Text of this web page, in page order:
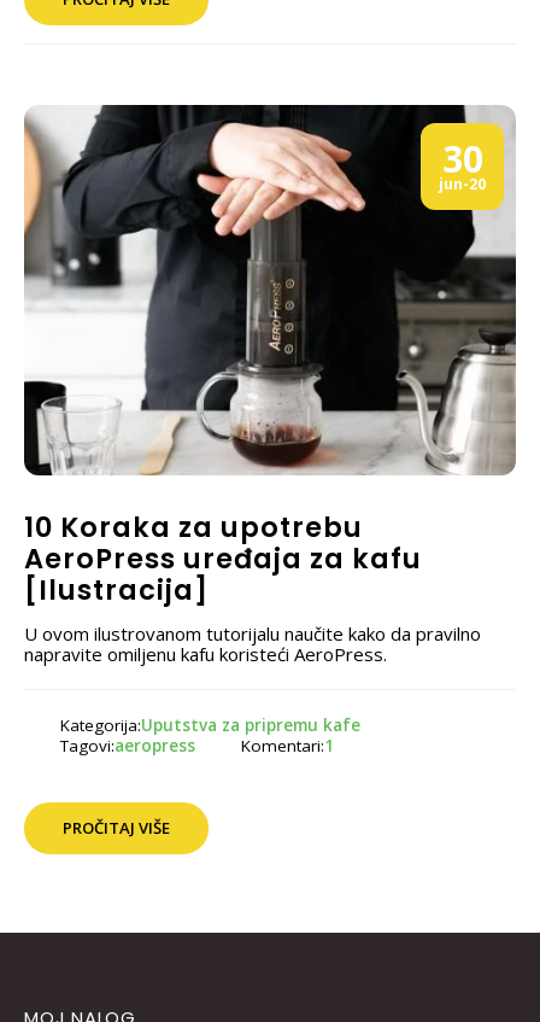
30
jun-20
10 Koraka za upotrebu
AeroPress uređaja za kafu
[Ilustracija]
U ovom ilustrovanom tutorijalu naučite kako da pravilno
napravite omiljenu kafu koristeći AeroPress.
Kategorija:Uputstva za pripremu kafe
Tagovi:aeropress Komentari:1
PROČITAJ VIŠE